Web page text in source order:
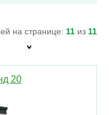
на странице: 11 из 11
20